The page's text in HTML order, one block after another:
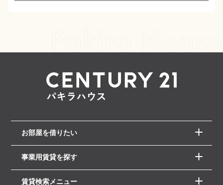
お部屋を借りたい
事業用賃貸を探す
賃貸検索メニュー